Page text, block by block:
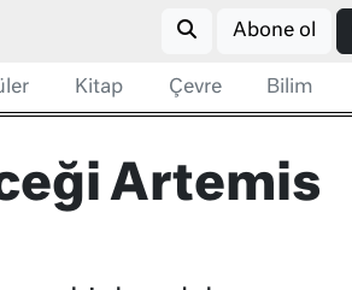
Abone ol
Kitap Çevre Bilim
Artemis